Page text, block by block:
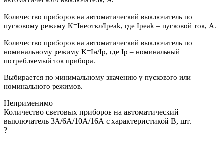
Количество приборов на автоматический выключатель по
пусковому режиму K=Iнеоткл/Ipeak, где Ipeak – пусковой ток, А.
Количество приборов на автоматический выключатель по
номинальному режиму K=Iн/Iр, где Iр – номинальный
потребляемый ток прибора.
Выбирается по минимальному значению у пускового или
номинального режимов.
Неприменимо
Количество световых приборов на автоматический
выключатель 3А/6А/10А/16А с характеристикой В, шт.
?